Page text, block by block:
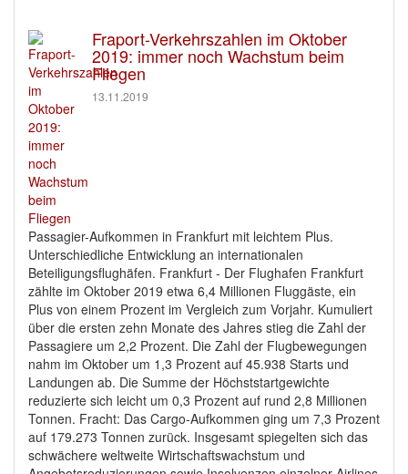
Fraport-Verkehrszahlen im Oktober
2019: immer noch Wachstum beim
Fliegen
13.11.2019
Passagier-Aufkommen in Frankfurt mit leichtem Plus.
Unterschiedliche Entwicklung an internationalen
Beteiligungsflughäfen. Frankfurt - Der Flughafen Frankfurt
zählte im Oktober 2019 etwa 6,4 Millionen Fluggäste, ein
Plus von einem Prozent im Vergleich zum Vorjahr. Kumuliert
über die ersten zehn Monate des Jahres stieg die Zahl der
Passagiere um 2,2 Prozent. Die Zahl der Flugbewegungen
nahm im Oktober um 1,3 Prozent auf 45.938 Starts und
Landungen ab. Die Summe der Höchststartgewichte
reduzierte sich leicht um 0,3 Prozent auf rund 2,8 Millionen
Tonnen. Fracht: Das Cargo-Aufkommen ging um 7,3 Prozent
auf 179.273 Tonnen zurück. Insgesamt spiegelten sich das
schwächere weltweite Wirtschaftswachstum und